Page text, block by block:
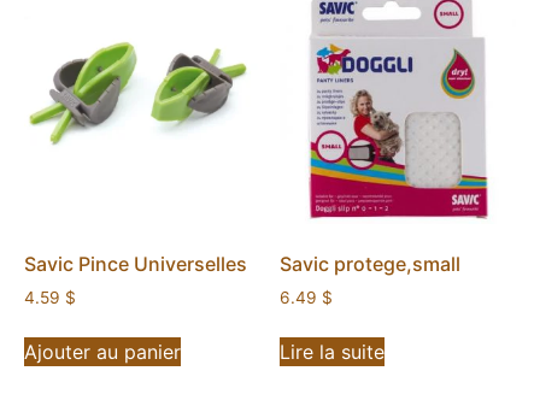
Savic Pince Universelles
4.59 $
Ajouter au panier
Savic protege,small
6.49 $
Lire la suite